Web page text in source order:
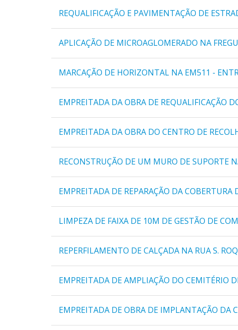
REQUALIFICAÇÃO E PAVIMENTAÇÃO DE
APLICAÇÃO DE MICROAGLOMERADO NA
MARCAÇÃO DE HORIZONTAL NA EM511 -
EMPREITADA DA OBRA DE REQUALIFICAÇÃO
EMPREITADA DA OBRA DO CENTRO DE
RECONSTRUÇÃO DE UM MURO DE SUPORTE
EMPREITADA DE REPARAÇÃO DA
LIMPEZA DE FAIXA DE 10M DE GESTÃO DE
REPERFILAMENTO DE CALÇADA NA RUA S.
EMPREITADA DE AMPLIAÇÃO DO CEMITÉRIO
EMPREITADA DE OBRA DE IMPLANTAÇÃO DA